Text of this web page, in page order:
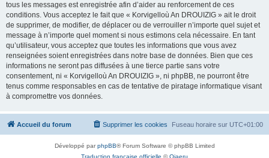
tous les messages est enregistrée afin d’aider au renforcement de ces
conditions. Vous acceptez le fait que « Korvigelloù An DROUIZIG » ait le droit
de supprimer, de modifier, de déplacer ou de verrouiller n’importe quel sujet et
message à n’importe quel moment si nous estimons cela nécessaire. En tant
qu’utilisateur, vous acceptez que toutes les informations que vous avez
renseignées soient enregistrées dans notre base de données. Bien que ces
informations ne seront pas diffusées à une tierce partie sans votre
consentement, ni « Korvigelloù An DROUIZIG », ni phpBB, ne pourront être
tenus comme responsables en cas de tentative de piratage informatique visant
à compromettre vos données.
Accueil du forum Fuseau horaire sur UTC+01:00
Supprimer les cookies
Développé parphpBB® Forum Software © phpBB Limited
Traduction française officielle ©Qiaeru